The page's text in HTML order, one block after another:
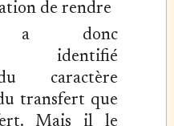
de rendre
a donc
identifié
caractère
transfert que
Mais il le